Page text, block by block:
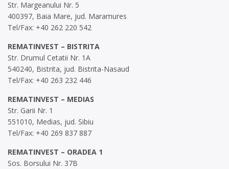
Str. Margeanului Nr. 5
400397, Baia Mare, jud. Maramures
Tel/Fax: +40 262 220 542
REMATINVEST – BISTRITA
Str. Drumul Cetatii Nr. 1A
540240, Bistrita, jud. Bistrita-Nasaud
Tel/Fax: +40 263 232 446
REMATINVEST – MEDIAS
Str. Garii Nr. 1
551010, Medias, jud. Sibiu
Tel/Fax: +40 269 837 887
REMATINVEST – ORADEA 1
Sos. Borsului Nr. 37B